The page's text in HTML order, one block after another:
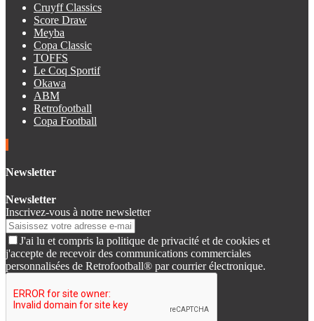
Cruyff Classics
Score Draw
Meyba
Copa Classic
TOFFS
Le Coq Sportif
Okawa
ABM
Retrofootball
Copa Football
Newsletter
Newsletter
Inscrivez-vous à notre newsletter
J'ai lu et compris la politique de privacité et de cookies et
j'accepte de recevoir des communications commerciales
personnalisées de Retrofootball® par courrier électronique.